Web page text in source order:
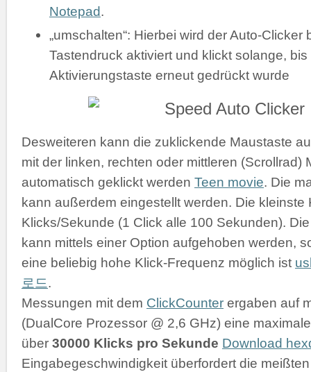
Notepad.
„umschalten“: Hierbei wird der Auto-Clicker
Tastendruck aktiviert und klickt solange, bis
Aktivierungstaste erneut gedrückt wurde
Desweiteren kann die zuklickende Maustaste
mit der linken, rechten oder mittleren (Scrollrad)
automatisch geklickt werden Teen movie. Die
kann außerdem eingestellt werden. Die kleinste
Klicks/Sekunde (1 Click alle 100 Sekunden).
kann mittels einer Option aufgehoben werden,
eine beliebig hohe Klick-Frequenz möglich ist
로드.
Messungen mit dem ClickCounter ergaben auf
(DualCore Prozessor @ 2,6 GHz) eine
über 30000 Klicks pro Sekunde Download
Eingabegeschwindigkeit überfordert die